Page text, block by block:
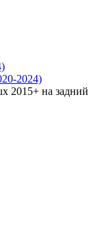
2024)
2015+ на задний